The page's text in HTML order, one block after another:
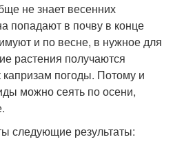
не знает весенних
попадают в почву в конце
и по весне, в нужное для
растения получаются
погоды. Потому и
можно сеять по осени,
следующие результаты: